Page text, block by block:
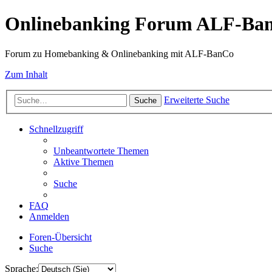
Onlinebanking Forum ALF-
Forum zu Homebanking & Onlinebanking mit ALF-BanCo
Zum Inhalt
Suche Erweiterte Suche
Schnellzugriff
Unbeantwortete Themen
Aktive Themen
Suche
FAQ
Anmelden
Foren-Übersicht
Suche
Sprache: